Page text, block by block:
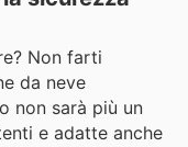
Non farti
da neve
non sarà più un
e adatte anche